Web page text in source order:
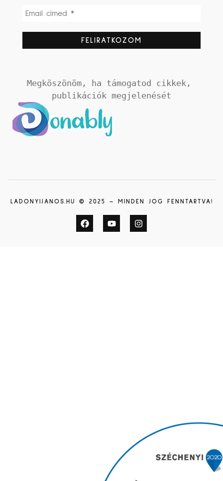
Megköszönöm, ha támogatod cikkek,
publikációk megjelenését
LADONYIJANOS.HU © 2025 – MINDEN JOG FENNTARTVA!